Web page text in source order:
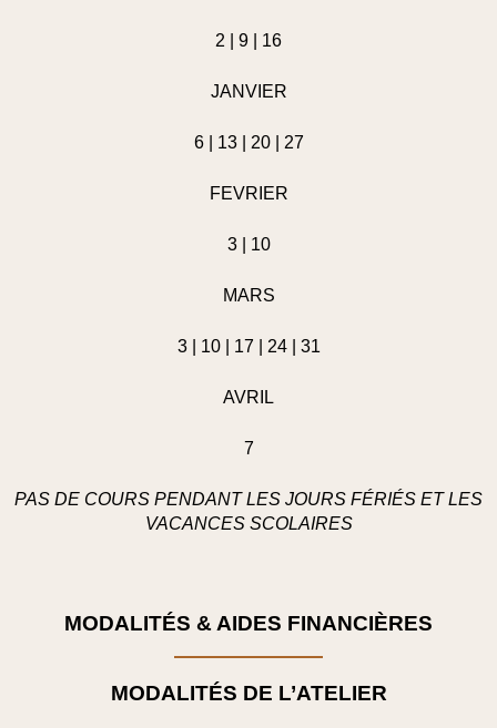
2 | 9 | 16
JANVIER
6 | 13 | 20 | 27
FEVRIER
3 | 10
MARS
3 | 10 | 17 | 24 | 31
AVRIL
7
PAS DE COURS PENDANT LES JOURS FÉRIÉS ET LES
VACANCES SCOLAIRES
MODALITÉS & AIDES FINANCIÈRES
MODALITÉS DE L’ATELIER